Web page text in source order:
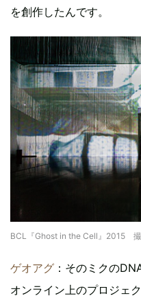
を創作したんです。
BCL『Ghost in the Cell』2015
ゲオアグ ：そのミクの
オンライン上のプロジェ